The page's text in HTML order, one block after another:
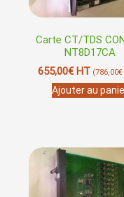
Carte CT/TDS
NT8D17CA
655,00€HT (786,00€
Ajouter au